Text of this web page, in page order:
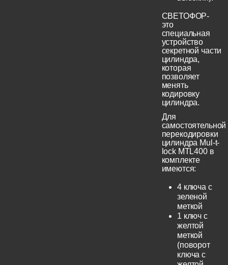
СВЕТОФОР-
это
специальная
устройство
секретной части
цилиндра,
которая
позволяет
менять
кодировку
цилиндра.
Для
самостоятельной
перекодировки
цилиндра Mul-t-
lock MTL400 в
комплекте
имеются:
4 ключа с
зеленой
меткой
1 ключ с
желтой
меткой
(поворот
ключа с